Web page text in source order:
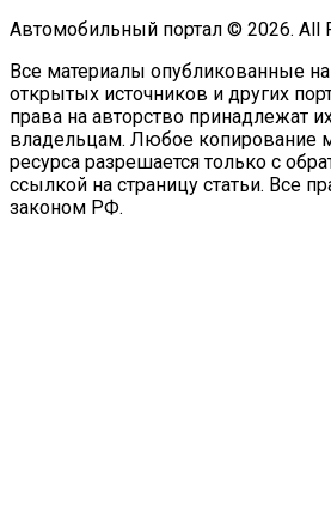
Автомобильный портал © 2026. All
Все материалы опубликованные на
открытых источников и других
права на авторство принадлежат
владельцам. Любое копирование
ресурса разрешается только с
ссылкой на страницу статьи. Все
законом РФ.